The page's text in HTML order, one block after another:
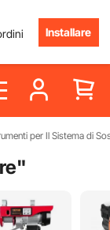
Installare
per Il Sistema di
"